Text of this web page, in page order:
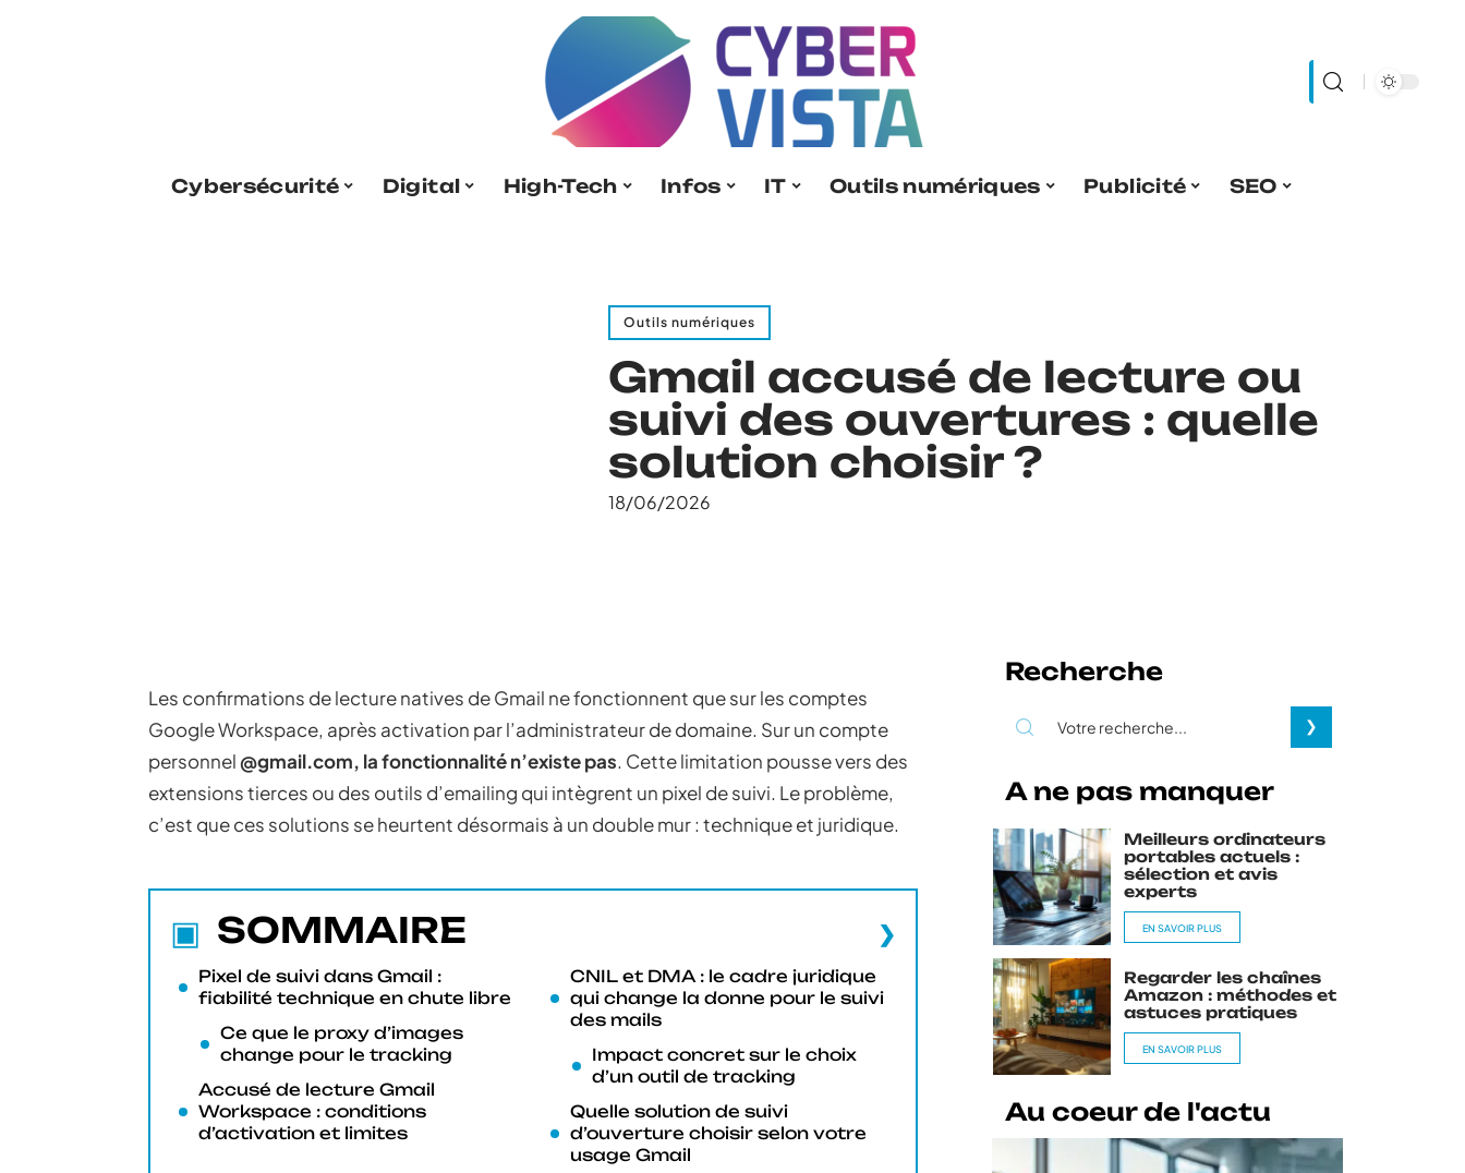
Cybersécurité Digital High-Tech Infos IT Outils numériques Publicité SEO
Outils numériques
Gmail accusé de lecture ou
suivi des ouvertures : quelle
solution choisir ?
18/06/2026
Les confirmations de lecture natives de Gmail ne fonctionnent que sur les comptes
Google Workspace, après activation par l’administrateur de domaine. Sur un compte
personnel@gmail.com, la fonctionnalité n’existe pas. Cette limitation pousse vers des
extensions tierces ou des outils d’emailing qui intègrent un pixel de suivi. Le problème,
c’est que ces solutions se heurtent désormais à un double mur : technique et juridique.
SOMMAIRE
Pixel de suivi dans Gmail :
fiabilité technique en chute libre
Ce que le proxy d’images
change pour le tracking
Accusé de lecture Gmail
Workspace : conditions
d’activation et limites
CNIL et DMA : le cadre juridique
qui change la donne pour le suivi
des mails
Impact concret sur le choix
d’un outil de tracking
Quelle solution de suivi
d’ouverture choisir selon votre
usage Gmail
Recherche
A ne pas manquer
Meilleurs ordinateurs
portables actuels :
sélection et avis
experts
EN SAVOIR PLUS
Regarder les chaînes
Amazon : méthodes et
astuces pratiques
EN SAVOIR PLUS
Au coeur de l'actu